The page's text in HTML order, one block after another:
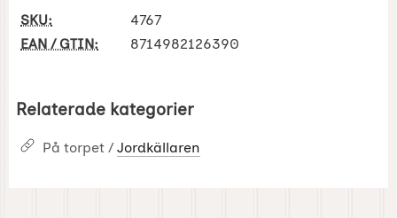
SKU:
4767
EAN / GTIN:
8714982126390
Relaterade kategorier
På torpet / Jordkällaren